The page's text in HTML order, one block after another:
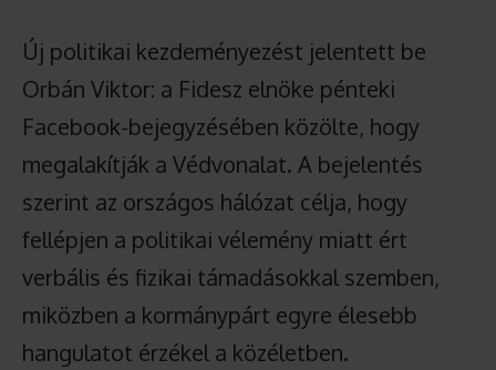
Új politikai kezdeményezést jelentett be
Orbán Viktor: a Fidesz elnöke pénteki
Facebook-bejegyzésében közölte, hogy
megalakítják a Védvonalat. A bejelentés
szerint az országos hálózat célja, hogy
fellépjen a politikai vélemény miatt ért
verbális és fizikai támadásokkal szemben,
miközben a kormánypárt egyre élesebb
hangulatot érzékel a közéletben.